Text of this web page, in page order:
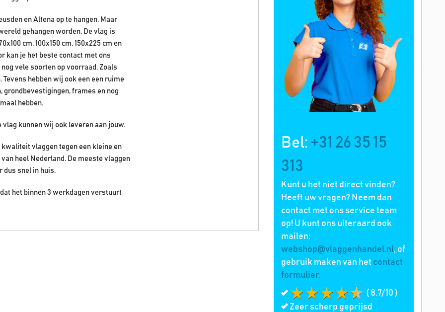
Bel: +31 26 35 15
313
Kunt u het niet direct vinden?
Heeft uw vragen? Neem dan
contact met ons service team
op! U kunt ons uiteraard ook
mailen:
webshop@vlaggenhandel.nl, of
gebruik maken van het contact
formulier.
( 8.7/10 )
Zeer scherp geprijsd
en Altena op te hangen. Maar
gehangen worden. De vlag is
cm, 100x150 cm, 150x225 cm en
kan je het beste contact met ons
vele soorten op voorraad. Zoals
hebben wij ook een een ruime
frames en nog
hebben.
vlag kunnen wij ook leveren aan jouw.
vlaggen tegen een kleine en
heel Nederland. De meeste vlaggen
dus snel in huis.
het binnen 3 werkdagen verstuurt